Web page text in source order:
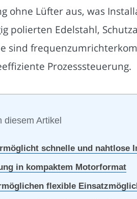
ohne Lüfter aus, was
polierten Edelstahl,
sind
Prozesssteuerung.
diesem Artikel
schnelle und nahtlose
in kompaktem Motorformat
flexible